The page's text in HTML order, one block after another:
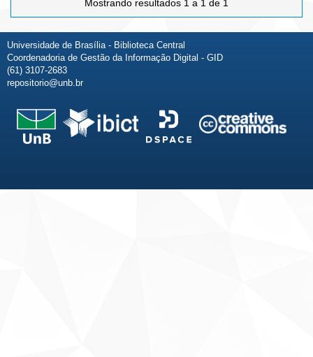
Mostrando resultados 1 a 1 de 1
Universidade de Brasília - Biblioteca Central
Coordenadoria de Gestão da Informação Digital - GID
(61) 3107-2683
repositorio@unb.br